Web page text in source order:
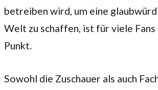
betreiben wird, um eine
Welt zu schaffen, ist für viele
Punkt.
Sowohl die Zuschauer als auch